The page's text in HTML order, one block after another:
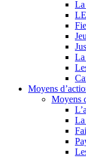
La
La
Moyens
Moyens
La